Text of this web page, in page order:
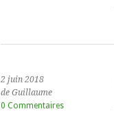
2 juin 2018
de Guillaume
0 Commentaires